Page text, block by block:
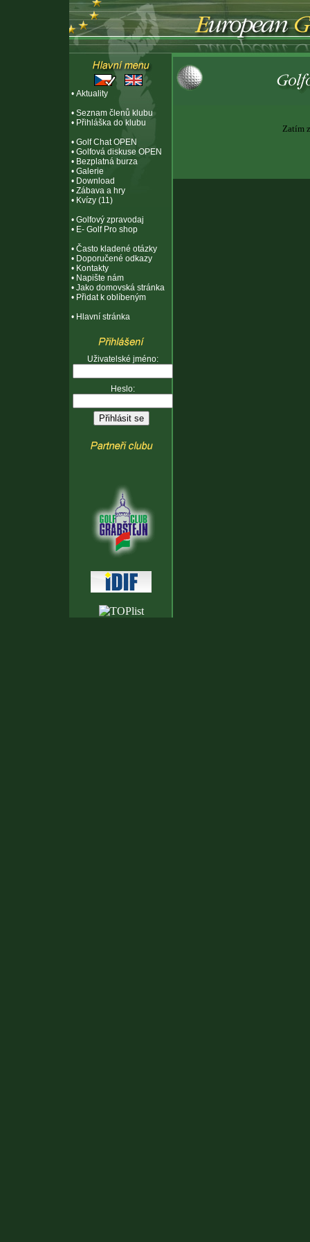
• Aktuality
• Seznam členů klubu
• Přihláška do klubu
• Golf Chat OPEN
• Golfová diskuse OPEN
• Bezplatná burza
• Galerie
• Download
• Zábava a hry
• Kvízy (11)
• Golfový zpravodaj
• E- Golf Pro shop
• Často kladené otázky
• Doporučené odkazy
• Kontakty
• Napište nám
• Jako domovská stránka
• Přidat k oblíbeným
• Hlavní stránka
Uživatelské jméno:
Heslo:
Zatím